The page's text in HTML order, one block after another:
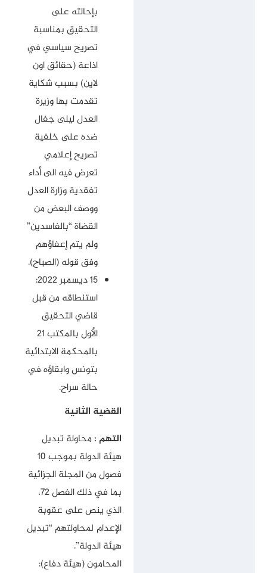
بإحالته على
التحقيق بمناسبة
تصريح سياسي في
اذاعة (حقائق اون
لاين) بسبب شكاية
تقدمت بها وزيرة
العدل ليلى جفال
ضده على خلفية
تصريح إعلامي
تعرض فيه الى أداء
تفقدية وزارة العدل
ووصف البعض من
القضاة “بالفاسدين”
ولم يتم إعفاؤهم
وفق قوله (الصباح).
15 ديسمبر 2022:
استنطاقه من قبل
قاضي التحقيق
الأول بالمكتب 21
بالمحكمة الابتدائية
بتونس وابقاؤه في
حالة سراح.
القضية الثانية
التهم :محاولة تبديل
هيئة الدولة بموجب 10
فصول من المجلة الجزائية
بما في ذلك الفصل 72،
الذي ينص على عقوبة
الإعدام لمحاولتهم “تبديل
هيئة الدولة”.
المحامون (هيئة دفاع):